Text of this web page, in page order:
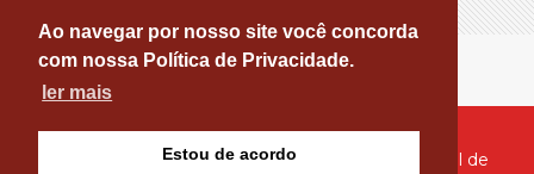
Ao navegar por nosso site você concorda
com nossa Política de Privacidade.
ler mais
Estou de acordo
© Copyright 2026 - PATOS ONLINE - O seu Portal de